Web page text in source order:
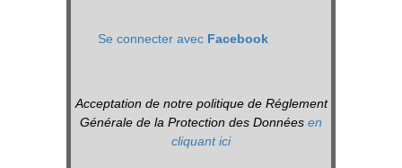
Se connecter avec Facebook
Acceptation de notre politique de Réglement
Générale de la Protection des Données en
cliquant ici